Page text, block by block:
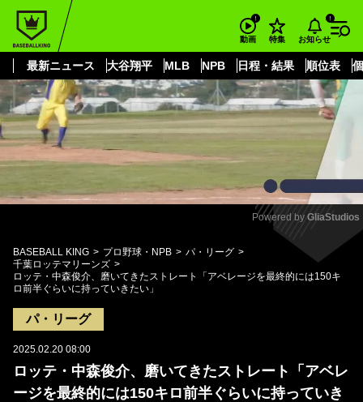
動画 特集 お知らせ
最新ニュース 大谷翔平 MLB NPB 日程・結果 順位表
もっと見る
Mute
Powered by GliaStudios
BASEBALL KING プロ野球・NPB
パ・リーグ
千葉ロッテマリーンズ
ロッテ・中森俊介、磨いてきたストレート「アベレージを最終的には150キ
ロ前半ぐらいに持っていきたい」
パ・リーグ
2025.02.20 08:00
ロッテ・中森俊介、磨いてきたストレート「アベレ
ージを最終的には150キロ前半ぐらいに持っていき